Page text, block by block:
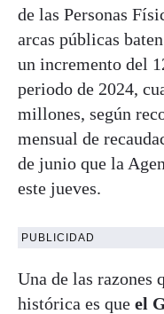
de las Personas
arcas públicas
un incremento del
periodo de 2024,
millones, según
mensual de
de junio que la
este jueves.
PUBLICIDAD
Una de las razones
histórica es que el